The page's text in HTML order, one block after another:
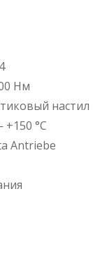
Нм
настил
°C
Antriebe